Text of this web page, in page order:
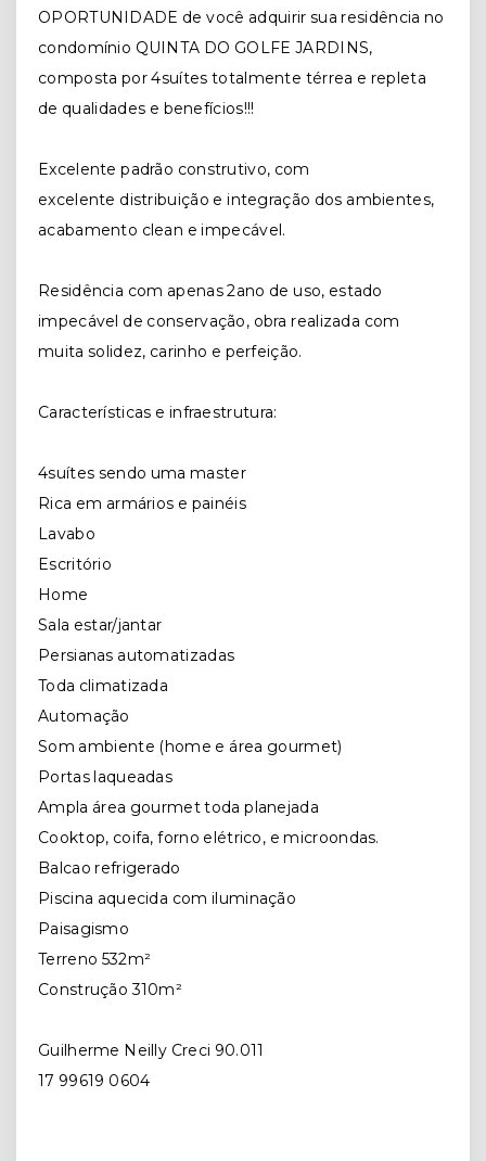
OPORTUNIDADE de você adquirir sua residência no
condomínio QUINTA DO GOLFE JARDINS,
composta por 4suítes totalmente térrea e repleta
de qualidades e benefícios!!!
Excelente padrão construtivo, com
excelente distribuição e integração dos ambientes,
acabamento clean e impecável.
Residência com apenas 2ano de uso, estado
impecável de conservação, obra realizada com
muita solidez, carinho e perfeição.
Características e infraestrutura:
4suítes sendo uma master
Rica em armários e painéis
Lavabo
Escritório
Home
Sala estar/jantar
Persianas automatizadas
Toda climatizada
Automação
Som ambiente (home e área gourmet)
Portas laqueadas
Ampla área gourmet toda planejada
Cooktop, coifa, forno elétrico, e microondas.
Balcao refrigerado
Piscina aquecida com iluminação
Paisagismo
Terreno 532m²
Construção 310m²
Guilherme Neilly Creci 90.011
17 99619 0604